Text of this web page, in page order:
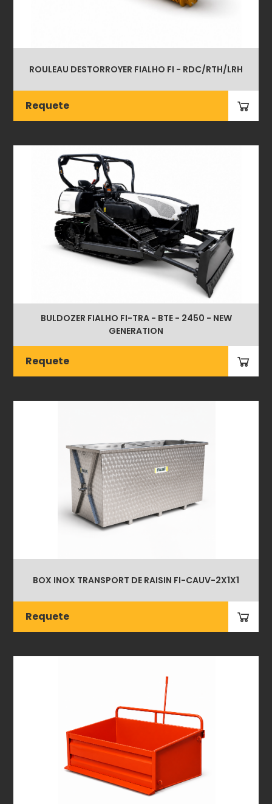
ROULEAU DESTORROYER FIALHO FI - RDC/RTH/LRH
Requete
BULDOZER FIALHO FI-TRA - BTE - 2450 - NEW
GENERATION
Requete
BOX INOX TRANSPORT DE RAISIN FI-CAUV-2X1X1
Requete